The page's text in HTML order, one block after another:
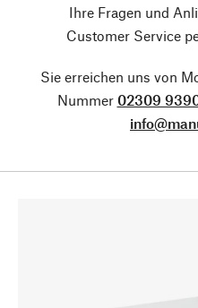
Ihre Fragen und
Customer Service
Sie erreichen uns von
Nummer 02309